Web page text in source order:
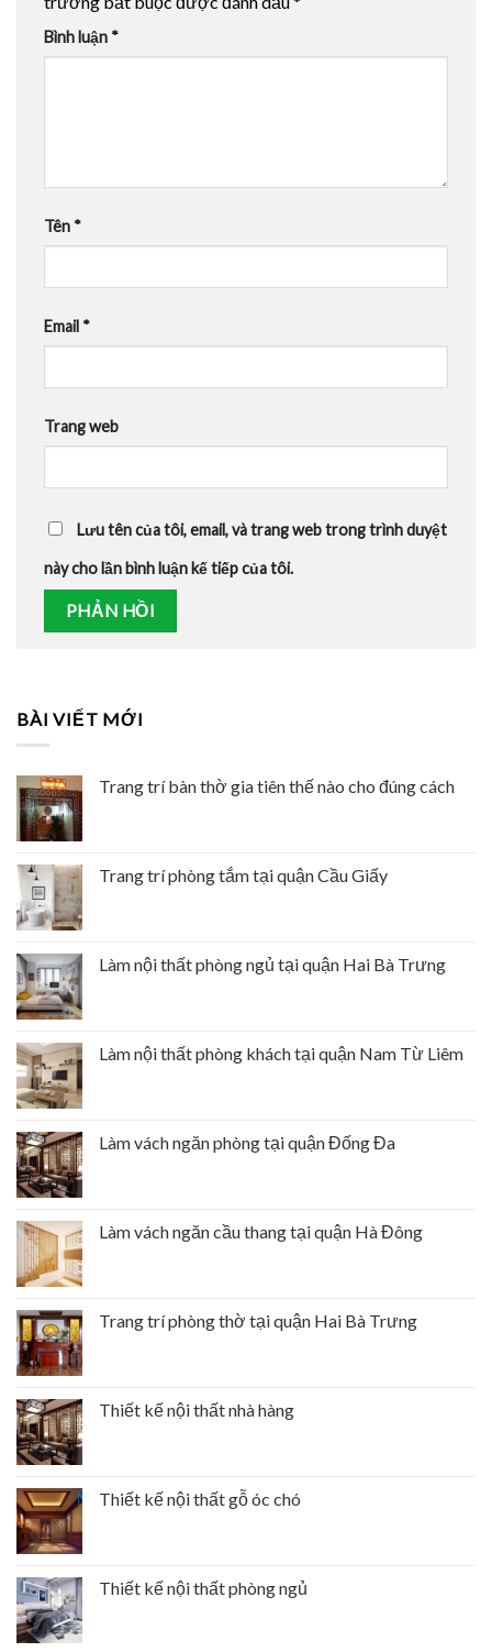
BÀI VIẾT MỚI
Trang trí bàn thờ gia tiên thế nào cho đúng cách
Trang trí phòng tắm tại quận Cầu Giấy
Làm nội thất phòng ngủ tại quận Hai Bà Trưng
Làm nội thất phòng khách tại quận Nam Từ Liêm
Làm vách ngăn phòng tại quận Đống Đa
Làm vách ngăn cầu thang tại quận Hà Đông
Trang trí phòng thờ tại quận Hai Bà Trưng
Thiết kế nội thất nhà hàng
Thiết kế nội thất gỗ óc chó
Thiết kế nội thất phòng ngủ
Bình luận *
Tên *
Email *
Trang web
Lưu tên của tôi, email, và trang web trong trình duyệt
này cho lần bình luận kế tiếp của tôi.